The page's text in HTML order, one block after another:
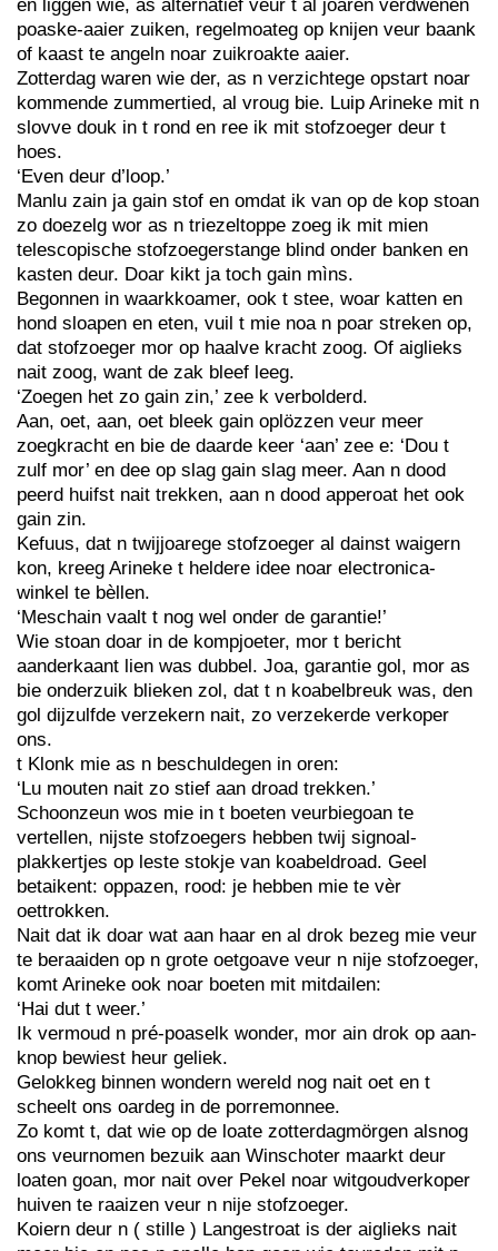
en liggen wie, as alternatief veur t al joaren verdwenen
poaske-aaier zuiken, regelmoateg op knijen veur baank
of kaast te angeln noar zuikroakte aaier.
Zotterdag waren wie der, as n verzichtege opstart noar
kommende zummertied, al vroug bie. Luip Arineke mit n
slovve douk in t rond en ree ik mit stofzoeger deur t
hoes.
‘Even deur d’loop.’
Manlu zain ja gain stof en omdat ik van op de kop stoan
zo doezelg wor as n triezeltoppe zoeg ik mit mien
telescopische stofzoegerstange blind onder banken en
kasten deur. Doar kikt ja toch gain mìns.
Begonnen in waarkkoamer, ook t stee, woar katten en
hond sloapen en eten, vuil t mie noa n poar streken op,
dat stofzoeger mor op haalve kracht zoog. Of aiglieks
nait zoog, want de zak bleef leeg.
‘Zoegen het zo gain zin,’ zee k verbolderd.
Aan, oet, aan, oet bleek gain oplözzen veur meer
zoegkracht en bie de daarde keer ‘aan’ zee e: ‘Dou t
zulf mor’ en dee op slag gain slag meer. Aan n dood
peerd huifst nait trekken, aan n dood apperoat het ook
gain zin.
Kefuus, dat n twijjoarege stofzoeger al dainst waigern
kon, kreeg Arineke t heldere idee noar electronica-
winkel te bèllen.
‘Meschain vaalt t nog wel onder de garantie!’
Wie stoan doar in de kompjoeter, mor t bericht
aanderkaant lien was dubbel. Joa, garantie gol, mor as
bie onderzuik blieken zol, dat t n koabelbreuk was, den
gol dijzulfde verzekern nait, zo verzekerde verkoper
ons.
t Klonk mie as n beschuldegen in oren:
‘Lu mouten nait zo stief aan droad trekken.’
Schoonzeun wos mie in t boeten veurbiegoan te
vertellen, nijste stofzoegers hebben twij signoal-
plakkertjes op leste stokje van koabeldroad. Geel
betaikent: oppazen, rood: je hebben mie te vèr
oettrokken.
Nait dat ik doar wat aan haar en al drok bezeg mie veur
te beraaiden op n grote oetgoave veur n nije stofzoeger,
komt Arineke ook noar boeten mit mitdailen:
‘Hai dut t weer.’
Ik vermoud n pré-poaselk wonder, mor ain drok op aan-
knop bewiest heur geliek.
Gelokkeg binnen wondern wereld nog nait oet en t
scheelt ons oardeg in de porremonnee.
Zo komt t, dat wie op de loate zotterdagmörgen alsnog
ons veurnomen bezuik aan Winschoter maarkt deur
loaten goan, mor nait over Pekel noar witgoudverkoper
huiven te raaizen veur n nije stofzoeger.
Koiern deur n ( stille ) Langestroat is der aiglieks nait